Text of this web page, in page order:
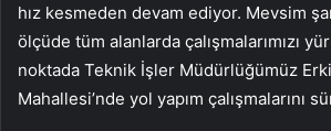
hız kesmeden devam ediyor. Mevsim
ölçüde tüm alanlarda çalışmalarımızı
noktada Teknik İşler Müdürlüğümüz
Mahallesi’nde yol yapım çalışmalarını